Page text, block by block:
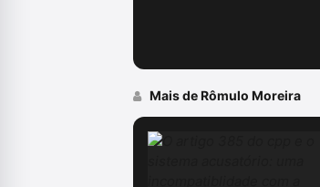
Mais de Rômulo Moreira